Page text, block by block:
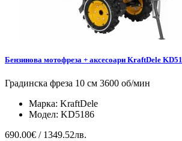
Бензинова мотофреза + аксесоари KraftDele
Градинска фреза 10 см 3600 об/мин
Марка: KraftDele
Модел: KD5186
690.00€ / 1349.52лв.